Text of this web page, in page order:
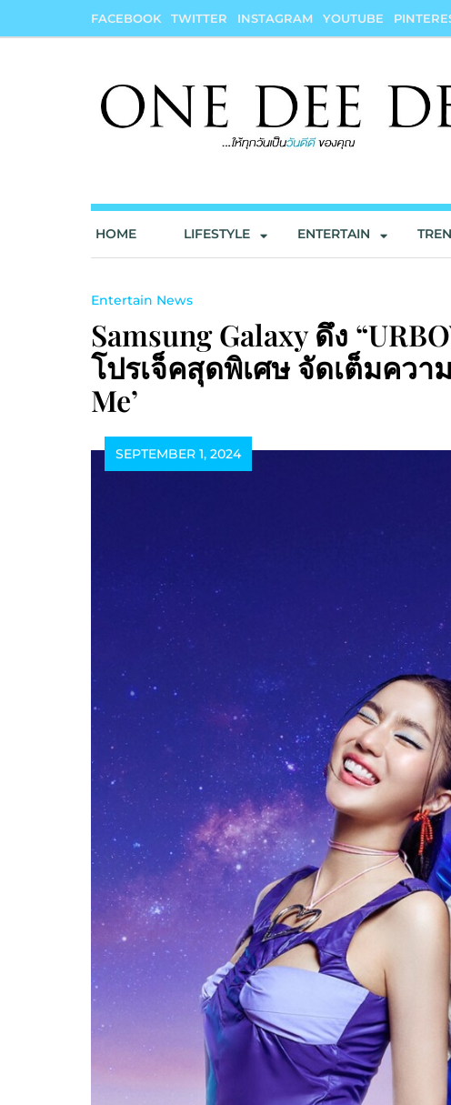
FACEBOOK TWITTER INSTAGRAM YOUTUBE
HOME LIFESTYLE ENTERTAIN
Entertain News
Samsung Galaxy ดึง
โปรเจ็คสุดพิเศษ จัดเต็มควา
Me’
SEPTEMBER 1, 2024